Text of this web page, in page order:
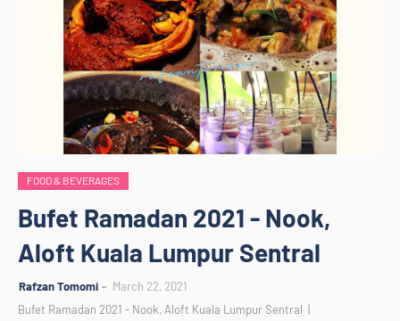
FOOD & BEVERAGES
Bufet Ramadan 2021 - Nook,
Aloft Kuala Lumpur Sentral
Rafzan Tomomi
March 22, 2021
Bufet Ramadan 2021 - Nook, Aloft Kuala Lumpur Sentral |